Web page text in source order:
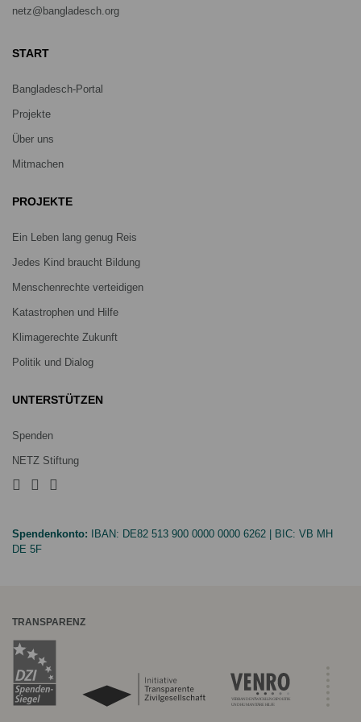
netz@bangladesch.org
START
Bangladesch-Portal
Projekte
Über uns
Mitmachen
PROJEKTE
Ein Leben lang genug Reis
Jedes Kind braucht Bildung
Menschenrechte verteidigen
Katastrophen und Hilfe
Klimagerechte Zukunft
Politik und Dialog
UNTERSTÜTZEN
Spenden
NETZ Stiftung
Spendenkonto: IBAN: DE82 513 900 0000 0000 6262 | BIC: VB MH
DE 5F
TRANSPARENZ